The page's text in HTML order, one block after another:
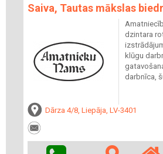
Saiva, Tautas mākslas
dzintara
klūgu
darbnīca,
Dārza 4/8, Liepāja, LV-3401